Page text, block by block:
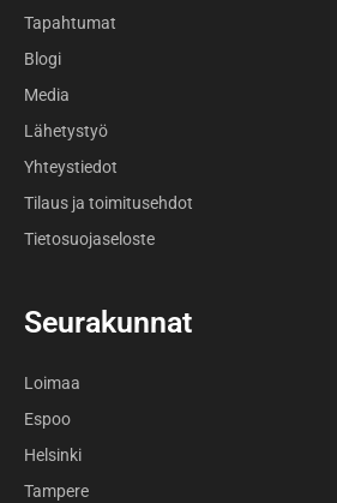
Tapahtumat
Blogi
Media
Lähetystyö
Yhteystiedot
Tilaus ja toimitusehdot
Tietosuojaseloste
Seurakunnat
Loimaa
Espoo
Helsinki
Tampere